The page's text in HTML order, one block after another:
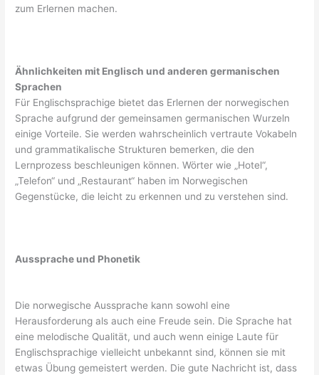
zum Erlernen machen.
Ähnlichkeiten mit Englisch und anderen germanischen
Sprachen
Für Englischsprachige bietet das Erlernen der norwegischen
Sprache aufgrund der gemeinsamen germanischen Wurzeln
einige Vorteile. Sie werden wahrscheinlich vertraute Vokabeln
und grammatikalische Strukturen bemerken, die den
Lernprozess beschleunigen können. Wörter wie „Hotel“,
„Telefon“ und „Restaurant“ haben im Norwegischen
Gegenstücke, die leicht zu erkennen und zu verstehen sind.
Aussprache und Phonetik
Die norwegische Aussprache kann sowohl eine
Herausforderung als auch eine Freude sein. Die Sprache hat
eine melodische Qualität, und auch wenn einige Laute für
Englischsprachige vielleicht unbekannt sind, können sie mit
etwas Übung gemeistert werden. Die gute Nachricht ist, dass